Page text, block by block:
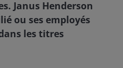
Janus Henderson
ou ses employés
les titres